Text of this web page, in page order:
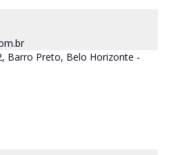
Barro Preto, Belo Horizonte -